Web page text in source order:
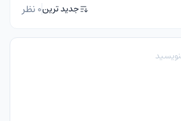
جدید ترین0 نظر